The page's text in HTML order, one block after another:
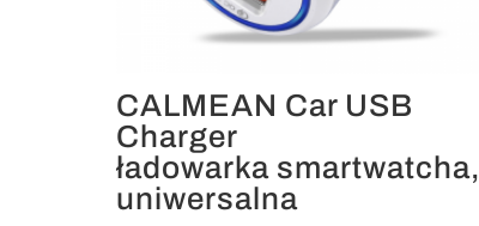
CALMEAN Car USB
Charger
ładowarka smartwatcha,
uniwersalna